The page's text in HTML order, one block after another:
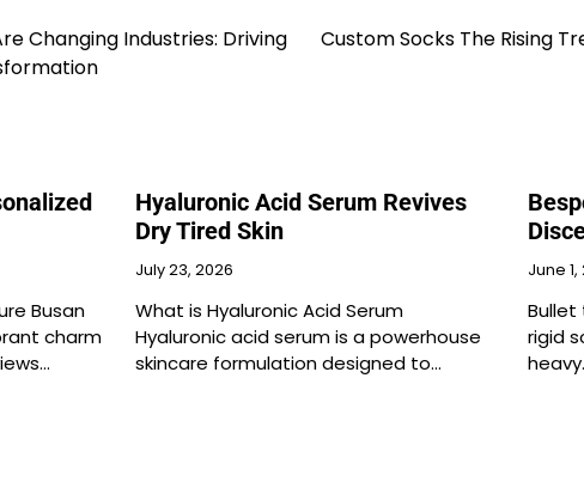
Changing Industries: Driving
Custom Socks The Rising
Busan
charm
Hyaluronic Acid Serum Revives
Dry Tired Skin
July 23, 2026
What is Hyaluronic Acid Serum
Hyaluronic acid serum is a powerhouse
skincare formulation designed to…
June 1,
rigid